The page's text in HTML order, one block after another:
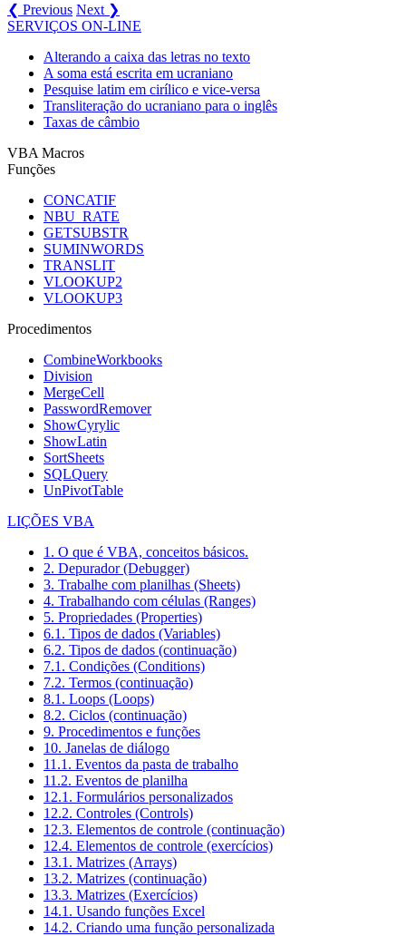
❮ Previous Next ❯
SERVIÇOS ON-LINE
Alterando a caixa das letras no texto
A soma está escrita em ucraniano
Pesquise latim em cirílico e vice-versa
Transliteração do ucraniano para o inglês
Taxas de câmbio
VBA Macros
Funções
CONCATIF
NBU_RATE
GETSUBSTR
SUMINWORDS
TRANSLIT
VLOOKUP2
VLOOKUP3
Procedimentos
CombineWorkbooks
Division
MergeCell
PasswordRemover
ShowCyrylic
ShowLatin
SortSheets
SQLQuery
UnPivotTable
LIÇÕES VBA
1. O que é VBA, conceitos básicos.
2. Depurador (Debugger)
3. Trabalhe com planilhas (Sheets)
4. Trabalhando com células (Ranges)
5. Propriedades (Properties)
6.1. Tipos de dados (Variables)
6.2. Tipos de dados (continuação)
7.1. Condições (Conditions)
7.2. Termos (continuação)
8.1. Loops (Loops)
8.2. Ciclos (continuação)
9. Procedimentos e funções
10. Janelas de diálogo
11.1. Eventos da pasta de trabalho
11.2. Eventos de planilha
12.1. Formulários personalizados
12.2. Controles (Controls)
12.3. Elementos de controle (continuação)
12.4. Elementos de controle (exercícios)
13.1. Matrizes (Arrays)
13.2. Matrizes (continuação)
13.3. Matrizes (Exercícios)
14.1. Usando funções Excel
14.2. Criando uma função personalizada